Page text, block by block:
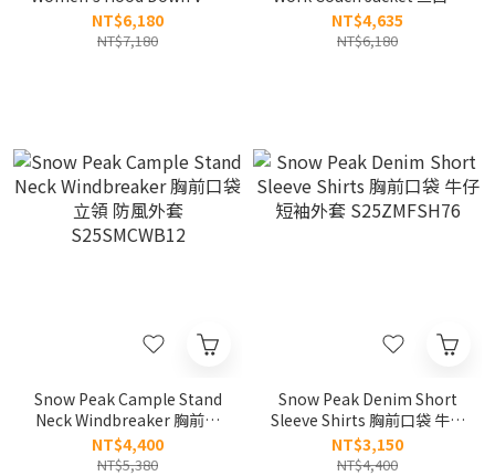
女款 Puffina 羽絨連帽背心
S25WWFDV21
NT$6,180
NT$7,180
教練外套 夾克 S25ZMDJK10
NT$4,635
NT$6,180
Snow Peak Cample Stand
Neck Windbreaker 胸前口
袋 立領 防風外套
S25SMCWB12
NT$4,400
NT$5,380
Snow Peak Denim Short
Sleeve Shirts 胸前口袋 牛仔
短袖外套 S25ZMFSH76
NT$3,150
NT$4,400